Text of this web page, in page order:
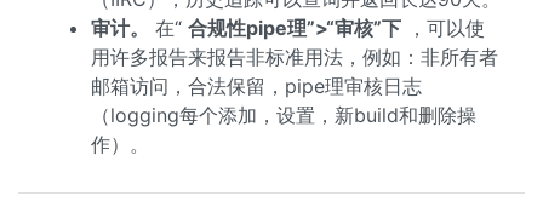
审计。
在“ 合规性pipe理”>“审核”下 ，可以使
用许多报告来报告非标准用法，例如：非所有者
邮箱访问，合法保留，pipe理审核日志
（logging每个添加，设置，新build和删除操
作）。